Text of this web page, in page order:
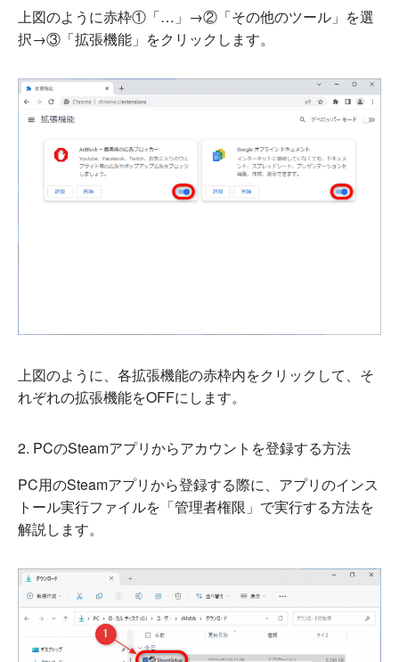
上図のように赤枠①「…」→②「その他のツール」を選
択→③「拡張機能」をクリックします。
上図のように、各拡張機能の赤枠内をクリックして、そ
れぞれの拡張機能をOFFにします。
2. PCのSteamアプリからアカウントを登録する方法
PC用のSteamアプリから登録する際に、アプリのインス
トール実行ファイルを「管理者権限」で実行する方法を
解説します。